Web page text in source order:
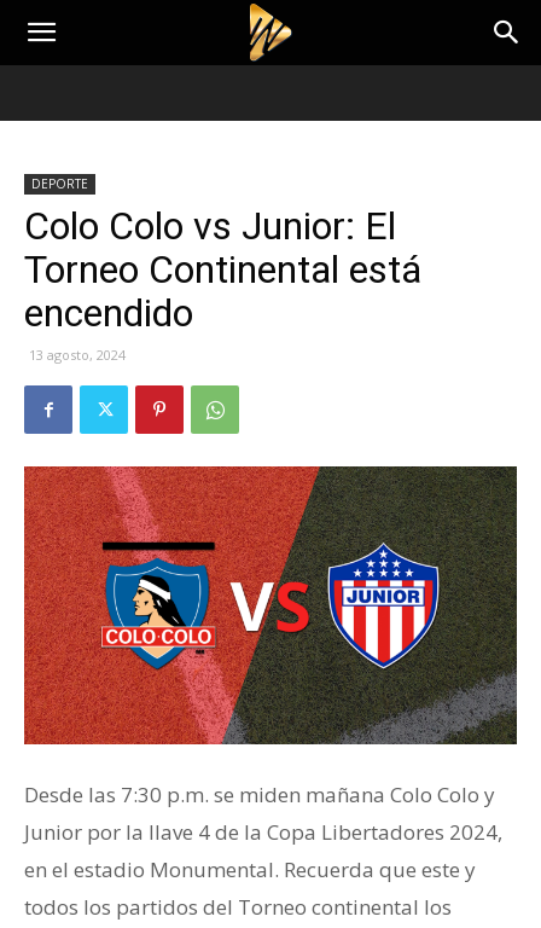
DEPORTE
Colo Colo vs Junior: El
Torneo Continental está
encendido
13 agosto, 2024
Desde las 7:30 p.m. se miden mañana Colo Colo y
Junior por la llave 4 de la Copa Libertadores 2024,
en el estadio Monumental. Recuerda que este y
todos los partidos del Torneo continental los